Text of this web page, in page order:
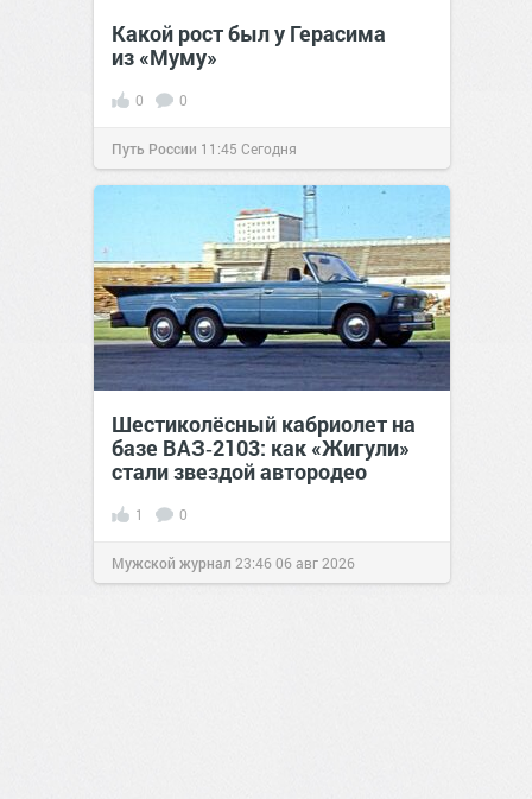
Какой рост был у Герасима
из «Муму»
0 0
Путь России 11:45 Сегодня
Шестиколёсный кабриолет на
базе ВАЗ‑2103: как «Жигули»
стали звездой автородео
1 0
Мужской журнал 23:4606 авг 2026